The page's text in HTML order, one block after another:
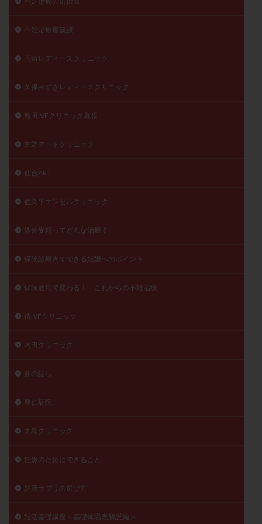
不妊治療最前線
両角レディースクリニック
久保みずきレディースクリニック
亀田IVFクリニック幕張
京野アートクリニック
仙台ART
佐久平エンゼルクリニック
体外受精ってどんな治療？
保険診療内でできる妊娠へのポイント
保険適用で変わる！ これからの不妊治療
俵IVFクリニック
内田クリニック
卵の話し
厚仁病院
大島クリニック
妊娠のためにできること
妊活サプリの選び方
妊活基礎講座＜基礎体温表解説編＞